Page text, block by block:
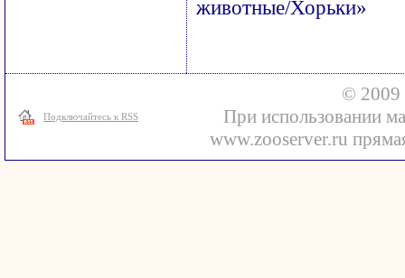
животные/Хорьки»
Подключайтесь к RSS
© 2009
При использовании
www.zooserver.ru